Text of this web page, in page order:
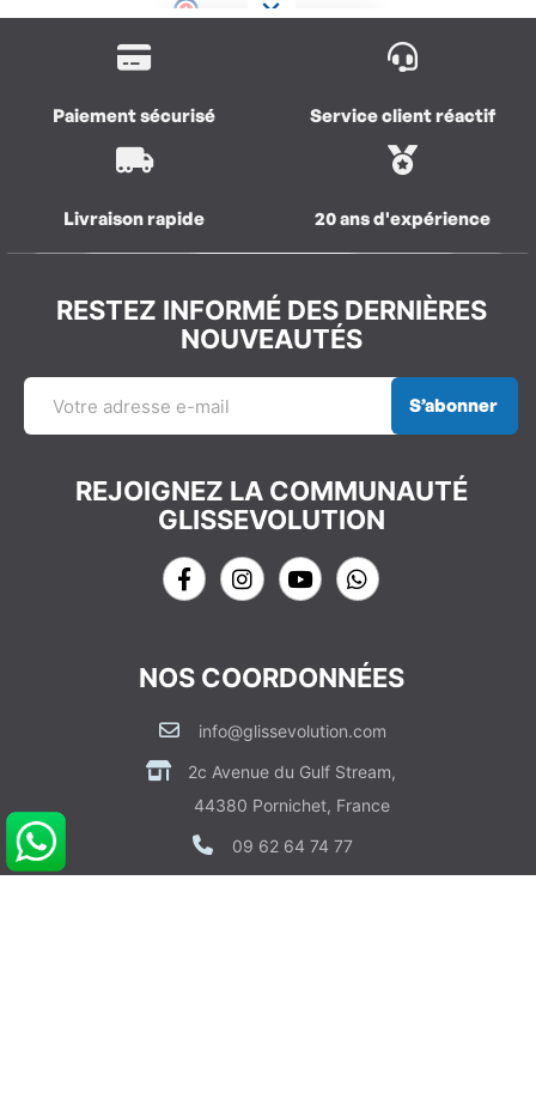
Paiement sécurisé Service client réactif
Livraison rapide 20 ans d'expérience
RESTEZ INFORMÉ DES DERNIÈRES
NOUVEAUTÉS
S’abonner
REJOIGNEZ LA COMMUNAUTÉ
GLISSEVOLUTION
NOS COORDONNÉES
info@glissevolution.com
2c Avenue du Gulf Stream,
44380 Pornichet, France
09 62 64 74 77